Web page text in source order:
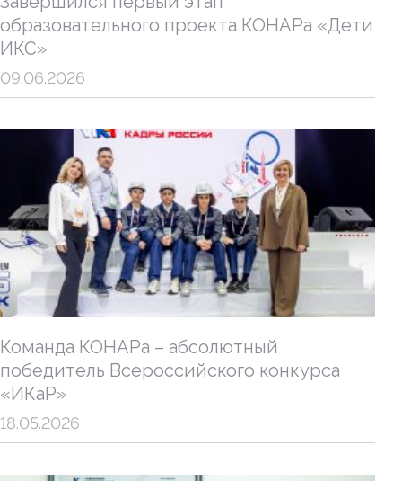
образовательного проекта КОНАРа «Дети
ИКС»
09.06.2026
Команда КОНАРа – абсолютный
победитель Всероссийского конкурса
«ИКаР»
18.05.2026